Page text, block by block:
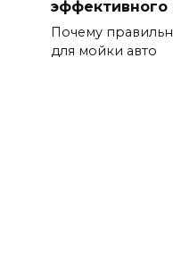
эффективного
Почему
для мойки авто